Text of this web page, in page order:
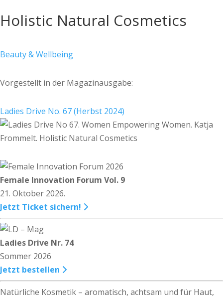
Holistic Natural Cosmetics
Beauty & Wellbeing
Vorgestellt in der Magazinausgabe:
Ladies Drive No. 67 (Herbst 2024)
Female Innovation Forum Vol. 9
21. Oktober 2026.
Jetzt Ticket sichern!
Ladies Drive Nr. 74
Sommer 2026
Jetzt bestellen
Natürliche Kosmetik – aromatisch, achtsam und für Haut,